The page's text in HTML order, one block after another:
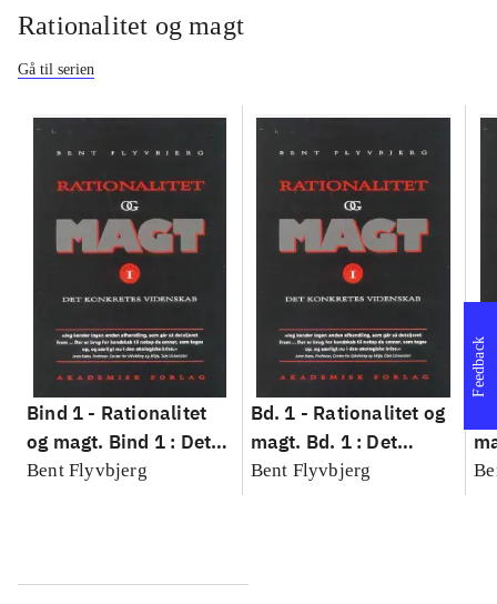
Rationalitet og magt
Gå til serien
Bind 1 - Rationalitet
og magt. Bind 1 : Det
konkretes videnskab
Bent Flyvbjerg
Bd. 1 - Rationalitet og
magt. Bd. 1 : Det
konkretes videnskab
Bent Flyvbjerg
Feedback